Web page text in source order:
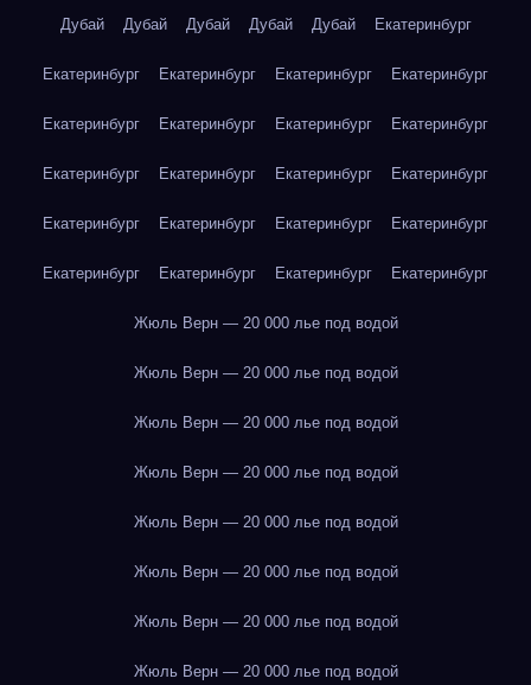
Дубай Дубай Дубай Дубай Дубай Екатеринбург
Екатеринбург Екатеринбург Екатеринбург Екатеринбург
Екатеринбург Екатеринбург Екатеринбург Екатеринбург
Екатеринбург Екатеринбург Екатеринбург Екатеринбург
Екатеринбург Екатеринбург Екатеринбург Екатеринбург
Екатеринбург Екатеринбург Екатеринбург Екатеринбург
Жюль Верн — 20 000 лье под водой
Жюль Верн — 20 000 лье под водой
Жюль Верн — 20 000 лье под водой
Жюль Верн — 20 000 лье под водой
Жюль Верн — 20 000 лье под водой
Жюль Верн — 20 000 лье под водой
Жюль Верн — 20 000 лье под водой
Жюль Верн — 20 000 лье под водой